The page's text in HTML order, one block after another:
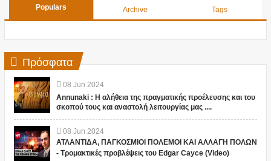
Populars Archive Tags
Πρόσφατα
08 Jun 2024
Annunaki : Η αλήθεια της πραγματικής προέλευσης και του
σκοπού τους και αναστολή λειτουργίας μας ....
08 Jun 2024
ΑΤΛΑΝΤΙΔΑ, ΠΑΓΚΟΣΜΙΟΙ ΠΟΛΕΜΟΙ ΚΑΙ ΑΛΛΑΓΗ ΠΟΛΩΝ
- Τρομακτικές προβλέψεις του Edgar Cayce (Video)